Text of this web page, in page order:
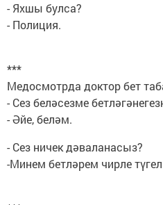
- Яхшы булса?
- Полиция.
***
Медосмотрда доктор бет
- Сез беләсезме
- Әйе, беләм.
- Сез ничек дәваланасыз?
-Минем бетләрем чирле